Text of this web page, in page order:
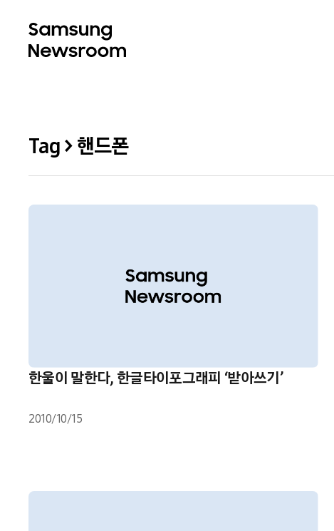
Tag > 핸드폰
한울이 말한다, 한글타이포그래피 ‘받아쓰기’
2010/10/15